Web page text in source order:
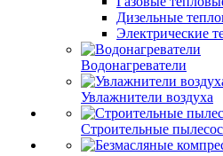
Дизельные
Электрические
Водонагреватели
Увлажнители воздуха
Строительные